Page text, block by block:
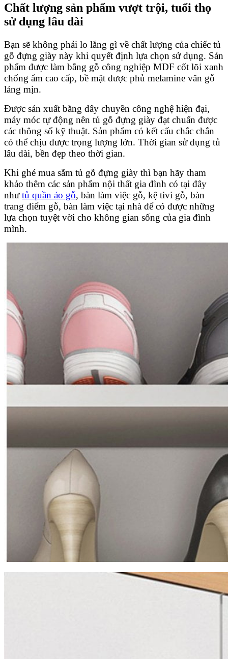
Chất lượng sản phẩm vượt trội, tuổi thọ
sử dụng lâu dài
Bạn sẽ không phải lo lắng gì về chất lượng của chiếc tủ
gỗ đựng giày này khi quyết định lựa chọn sử dụng. Sản
phẩm được làm bằng gỗ công nghiệp MDF cốt lõi xanh
chống ẩm cao cấp, bề mặt được phủ melamine vân gỗ
láng mịn.
Được sản xuất bằng dây chuyền công nghệ hiện đại,
máy móc tự động nên tủ gỗ đựng giày đạt chuẩn được
các thông số kỹ thuật. Sản phẩm có kết cấu chắc chắn
có thể chịu được trọng lượng lớn. Thời gian sử dụng tủ
lâu dài, bền đẹp theo thời gian.
Khi ghé mua sắm tủ gỗ đựng giày thì bạn hãy tham
khảo thêm các sản phẩm nội thất gia đình có tại đây
nhưtủ quần áo gỗ, bàn làm việc gỗ, kệ tivi gỗ, bàn
trang điểm gỗ, bàn làm việc tại nhà để có được những
lựa chọn tuyệt vời cho không gian sống của gia đình
mình.